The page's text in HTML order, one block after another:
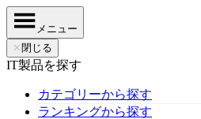
メニュー
✕ 閉じる
IT製品を探す
カテゴリーから探す
ランキングから探す